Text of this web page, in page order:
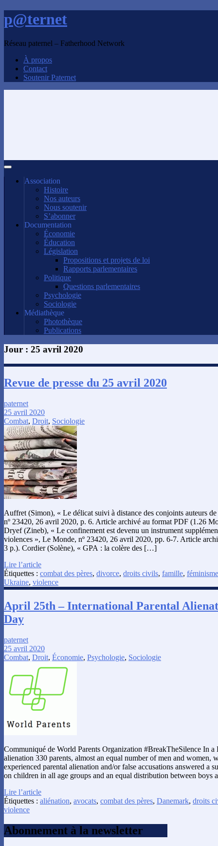
p@ternet
Réseau paternel – Fatherhood Network
À propos
Contact
Soutenir Paternet
Association
Histoire
Nos auteurs
Nous soutenir
S’abonner
Documentation
Économie
Éducation
Législation
Propositions et projets de loi
Rapports parlementaires
Politique
Questions parlementaires
Psychologie
Sociologie
Médiathèque
Photothèque
Publications
Jour : 25 avril 2020
Revue de presse du 25 avril 2020
paternet
25 avril 2020
Combat, Droit, Sociologie
Auffret (Simon), « Le délicat suivi à distance des conjoints auteurs
nº 23420, 26 avril 2020, p. 6. Article archivé au format PDF (1.26
Dryef (Zineb), « Le confinement est devenu un instrument
violences », Le Monde, nº 23420, 26 avril 2020, pp. 6-7. Article
3 p.). Cordier (Solène), « GPA : la colère des […]
Lire l’article
Étiquettes : combat des pères, divorce, droits civils, famille, féminisme
Ukraine, violence
April 25th – International Parental
Day
paternet
25 avril 2020
Combat, Droit, Économie, Psychologie, Sociologie
Communiqué de World Parents Organization #BreakTheSilence In a
alienation 330 parents, almost an equal number of men and women,
experienced parental alienation and/or false accusations answered a
on children in all age groups and an equal distribution between
Lire l’article
Étiquettes : aliénation, avocats, combat des pères, Danemark, droits
violence
Abonnement à la newsletter